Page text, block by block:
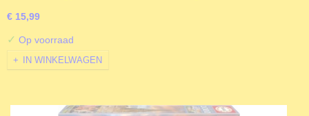
€ 15,99
✓ Op voorraad
IN WINKELWAGEN